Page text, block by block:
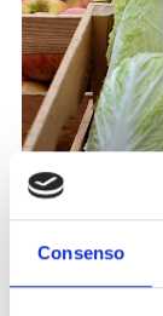
Consenso
Tradizionale
della stagione
Cibo,